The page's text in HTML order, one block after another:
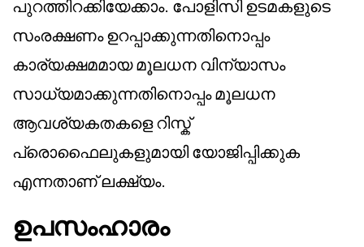
പുറത്തിറക്കിയേക്കാം. പോളിസി ഉടമകളുടെ
സംരക്ഷണം ഉറപ്പാക്കുന്നതിനൊപ്പം
കാര്യക്ഷമമായ മൂലധന വിന്യാസം
സാധ്യമാക്കുന്നതിനൊപ്പം മൂലധന
ആവശ്യകതകളെ റിസ്ക്
പ്രൊഫൈലുകളുമായി യോജിപ്പിക്കുക
എന്നതാണ് ലക്ഷ്യം.
ഉപസംഹാരം